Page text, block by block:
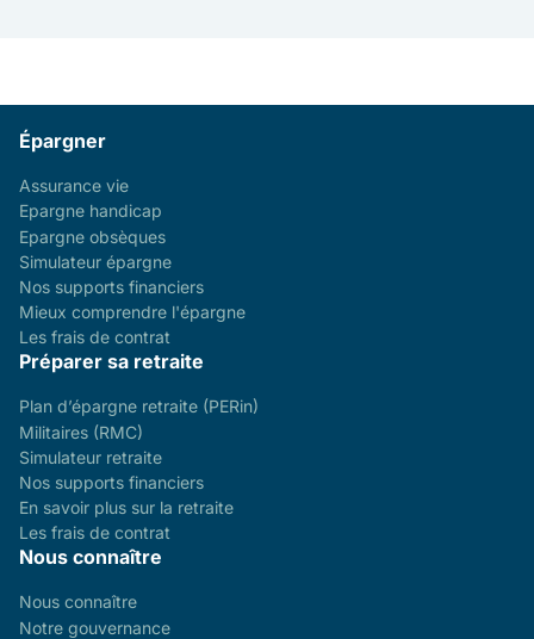
Épargner
Assurance vie
Epargne handicap
Epargne obsèques
Simulateur épargne
Nos supports financiers
Mieux comprendre l'épargne
Les frais de contrat
Préparer sa retraite
Plan d’épargne retraite (PERin)
Militaires (RMC)
Simulateur retraite
Nos supports financiers
En savoir plus sur la retraite
Les frais de contrat
Nous connaître
Nous connaître
Notre gouvernance